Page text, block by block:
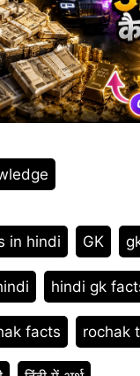
in hindi GK
hindi gk
facts rochak